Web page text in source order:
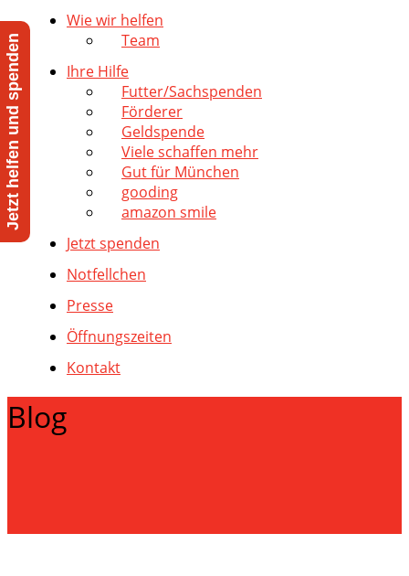
Wie wir helfen
Team
Ihre Hilfe
Futter/Sachspenden
Förderer
Geldspende
Viele schaffen mehr
Gut für München
gooding
amazon smile
Jetzt spenden
Notfellchen
Presse
Öffnungszeiten
Kontakt
Blog
Jetzt helfen und spenden